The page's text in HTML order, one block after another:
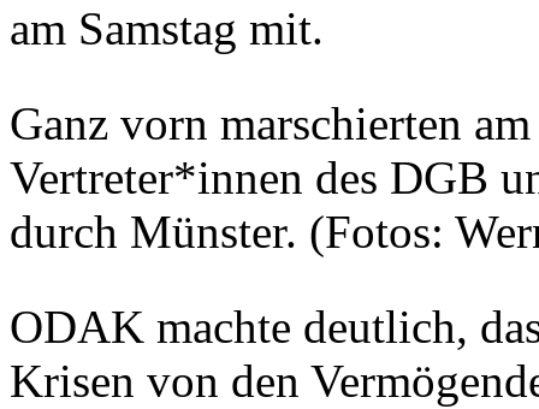
am Samstag mit.
Ganz vorn marschierten
Vertreter*innen des DGB
durch Münster. (Fotos:
ODAK machte deutlich,
Krisen von den